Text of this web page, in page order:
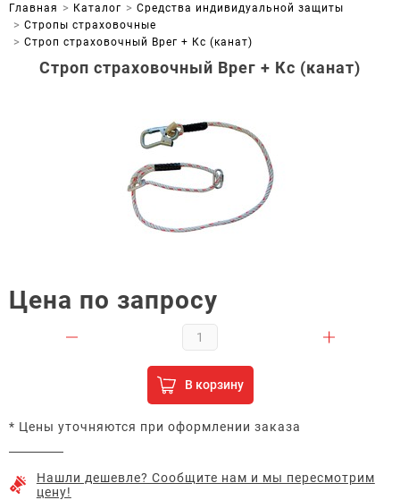
Главная Каталог
Средства индивидуальной защиты
Стропы страховочные
Строп страховочный Врег + Кс (канат)
Строп страховочный Врег + Кс (канат)
Цена по запросу
В корзину
* Цены уточняются при оформлении заказа
Нашли дешевле? Сообщите нам и мы пересмотрим
цену!